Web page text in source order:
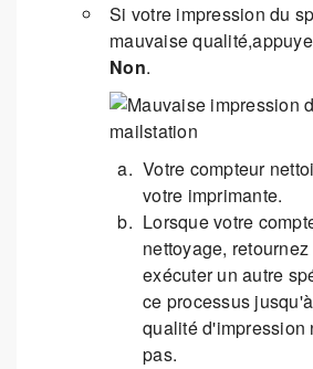
Si votre impression du
mauvaise
Non.
Votre compteur
votre imprimante.
Lorsque votre
nettoyage,
exécuter un autre
ce processus
qualité d'impression
pas.